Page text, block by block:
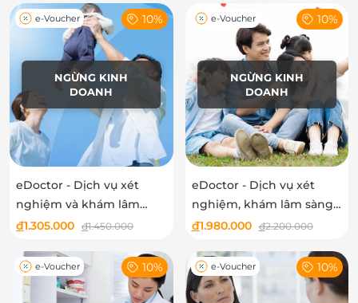
NGỪNG KINH
DOANH
e-Voucher 10%
eDoctor - Dịch vụ xét
nghiệm và khám lâm
sàng vi chất cho trẻ em
đ1.305.000 đ1.450.000
NGỪNG KINH
DOANH
e-Voucher 10%
eDoctor - Dịch vụ xét
nghiệm, khám lâm sàng
vi chất và ký sinh trùng
đ1.980.000 đ2.200.000
e-Voucher 10% e-Voucher 10%